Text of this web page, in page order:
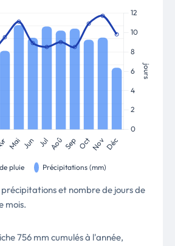
et nombre de jours de
mois.
756 mm cumulés à l'année,